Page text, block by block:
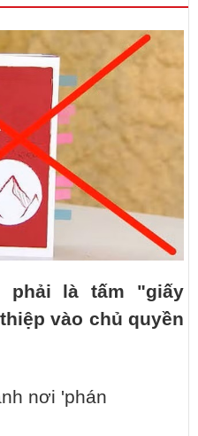
phải là tấm "giấy
vào chủ quyền
nơi 'phán